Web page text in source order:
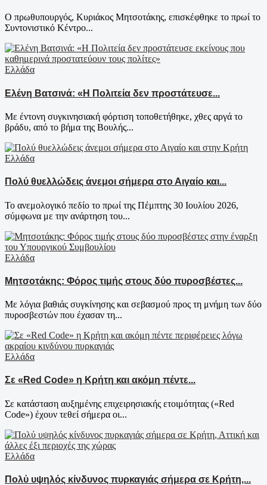
Ο πρωθυπουργός, Κυριάκος Μητσοτάκης, επισκέφθηκε το πρωί το
Συντονιστικό Κέντρο...
Ελλάδα
Ελένη Βατσινά: «Η Πολιτεία δεν προστάτευσε...
Με έντονη συγκινησιακή φόρτιση τοποθετήθηκε, χθες αργά το
βράδυ, από το βήμα της Βουλής...
Ελλάδα
Πολύ θυελλώδεις άνεμοι σήμερα στο Αιγαίο και...
Το ανεμολογικό πεδίο το πρωί της Πέμπτης 30 Ιουλίου 2026,
σύμφωνα με την ανάρτηση του...
Ελλάδα
Μητσοτάκης: Φόρος τιμής στους δύο πυροσβέστες...
Με λόγια βαθιάς συγκίνησης και σεβασμού προς τη μνήμη των δύο
πυροσβεστών που έχασαν τη...
Ελλάδα
Σε «Red Code» η Κρήτη και ακόμη πέντε...
Σε κατάσταση αυξημένης επιχειρησιακής ετοιμότητας («Red
Code») έχουν τεθεί σήμερα οι...
Ελλάδα
Πολύ υψηλός κίνδυνος πυρκαγιάς σήμερα σε Κρήτη,...